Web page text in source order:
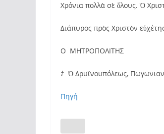
Χρόνια πολλὰ σὲ ὅλους. Ὁ
Διάπυρος πρὸς Χριστὸν
Ο ΜΗΤΡΟΠΟΛΙΤΗΣ
† Ὁ Δρυϊνουπόλεως,
Πηγή